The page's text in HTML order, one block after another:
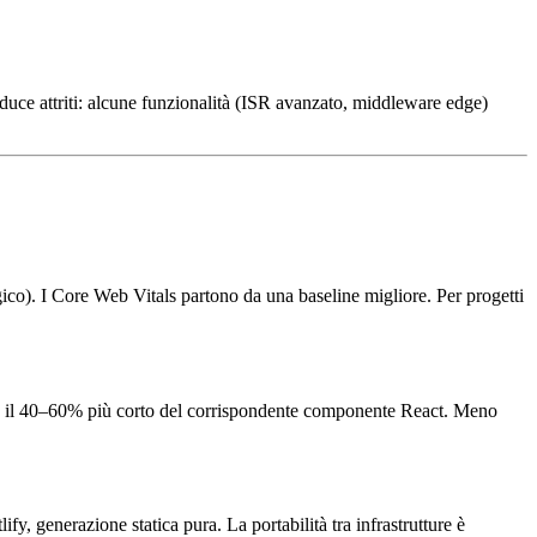
attriti: alcune funzionalità (ISR avanzato, middleware edge)
I Core Web Vitals partono da una baseline migliore. Per progetti
40–60% più corto del corrispondente componente React. Meno
generazione statica pura. La portabilità tra infrastrutture è